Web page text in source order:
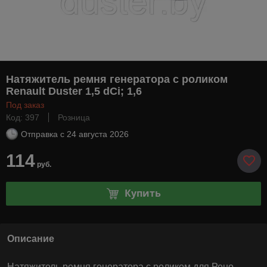
Натяжитель ремня генератора с роликом
Renault Duster 1,5 dCi; 1,6
Под заказ
Код: 397
Розница
Отправка с 24 августа 2026
114 руб.
Купить
Описание